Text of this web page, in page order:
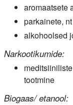
aromaatsete
parkainete,
alkohoolsed
Narkootikumide:
tootmine
Biogaas/ etanool: